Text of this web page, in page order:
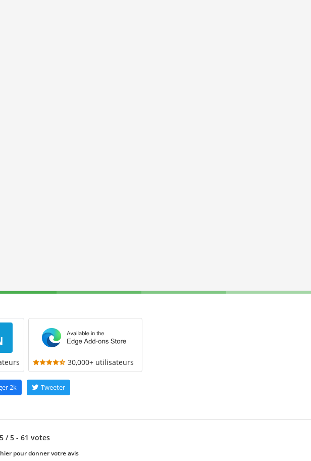
30,000+ utilisateurs
2k Tweeter
/ 5 - 61 votes
pour donner votre avis